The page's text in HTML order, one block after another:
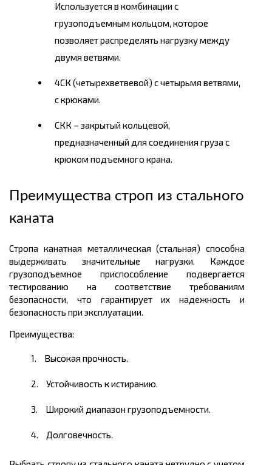
Используется в комбинации с
грузоподъемным кольцом, которое
позволяет распределять нагрузку между
двумя ветвями.
4СК (четырехветвевой) с четырьмя ветвями,
с крюками.
СКК – закрытый кольцевой,
предназначенный для соединения груза с
крюком подъемного крана.
Преимущества строп из стального
каната
Стропа канатная металлическая (стальная) способна
выдерживать значительные нагрузки. Каждое
грузоподъемное приспособление подвергается
тестированию на соответствие требованиям
безопасности, что гарантирует их надежность и
безопасность при эксплуатации.
Преимущества:
Высокая прочность.
Устойчивость к истиранию.
Широкий диапазон грузоподъемности.
Долговечность.